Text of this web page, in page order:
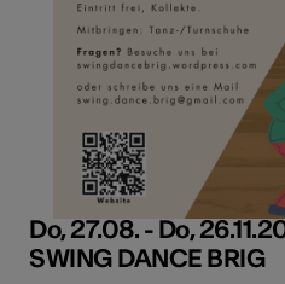
Do, 27.08. - Do,
SWING DANCE BRIG